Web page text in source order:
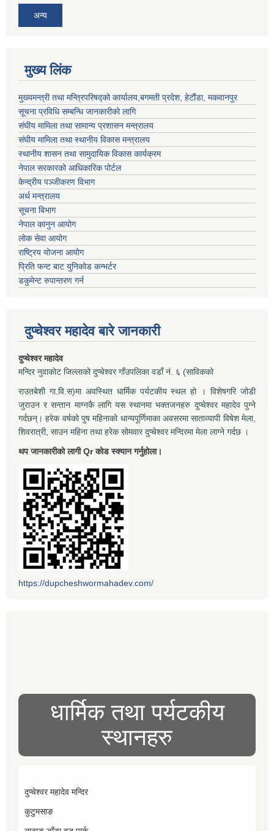
अन्य
मुख्य लिंक
मुख्यमन्त्री तथा मन्त्रिपरिषद्को कार्यालय,बगमती प्रदेश, हेटौंडा, मकवानपुर
सूचना प्रविधि सम्बन्धि जानकारीको लागि
संघीय मामिला तथा सामान्य प्रशासन मन्त्रालय
संघीय मामिला तथा स्थानीय विकास मन्त्रालय
स्थानीय शासन तथा सामुदायिक विकास कार्यक्रम
नेपाल सरकारको आधिकारिक पोर्टल
केन्द्रीय पञ्जीकरण विभाग
अर्थ मन्त्रालय
सूचना बिभाग
नेपाल कानुन आयोग
लोक सेवा आयोग
राष्ट्रिय योजना आयोग
प्रिति फन्ट बाट युनिकोड कन्भर्टर
डकुमेन्ट रुपान्तरण गर्न
दुप्चेश्वर महादेव बारे जानकारी
दुप्चेश्वर महादेव
मन्दिर नुवाकोट जिल्लाको दुप्चेश्वर गाँउपलिका वडाँ नं. ६ (साविकको
राउतबेशी गा.वि.स)मा अवस्थित धार्मिक पर्यटकीय स्थल हो । विशेषगरि जोडी
जुराउन र सन्तान माग्नकै लागि यस स्थानमा भक्तजनहरु दुप्चेश्वर महादेव पुग्ने
गर्दछन्। हरेक वर्षको पुष महिनाको धान्यपूर्णिमाका अवसरमा साताव्यापी विषेश मेला,
शिवरात्री, साउन महिना तथा हरेक सोमवार दुप्चेश्वर मन्दिरमा मेला लाग्ने गर्दछ ।
थप जानकारीको लागी Qr कोड स्क्यान गर्नुहोला।
https://dupcheshwormahadev.com/
धार्मिक तथा पर्यटकीय
स्थानहरु
दुप्चेश्वर महादेव मन्दिर
कुटुमसाङ